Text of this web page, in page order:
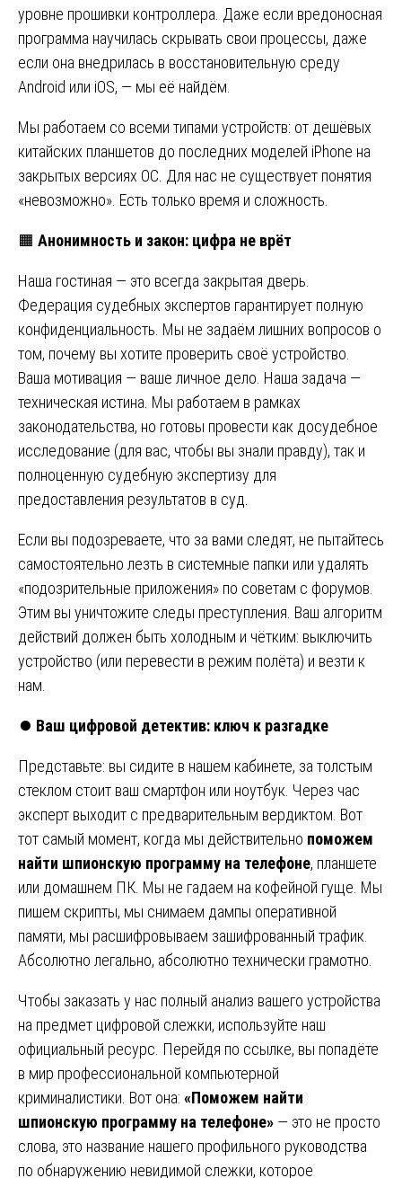
уровне прошивки контроллера. Даже если вредоносная
программа научилась скрывать свои процессы, даже
если она внедрилась в восстановительную среду
Android или iOS, — мы её найдём.
Мы работаем со всеми типами устройств: от дешёвых
китайских планшетов до последних моделей iPhone на
закрытых версиях ОС. Для нас не существует понятия
«невозможно». Есть только время и сложность.
🟧 Анонимность и закон: цифра не врёт
Наша гостиная — это всегда закрытая дверь.
Федерация судебных экспертов гарантирует полную
конфиденциальность. Мы не задаём лишних вопросов о
том, почему вы хотите проверить своё устройство.
Ваша мотивация — ваше личное дело. Наша задача —
техническая истина. Мы работаем в рамках
законодательства, но готовы провести как досудебное
исследование (для вас, чтобы вы знали правду), так и
полноценную судебную экспертизу для
предоставления результатов в суд.
Если вы подозреваете, что за вами следят, не пытайтесь
самостоятельно лезть в системные папки или удалять
«подозрительные приложения» по советам с форумов.
Этим вы уничтожите следы преступления. Ваш алгоритм
действий должен быть холодным и чётким: выключить
устройство (или перевести в режим полёта) и везти к
нам.
⏺️ Ваш цифровой детектив: ключ к разгадке
Представьте: вы сидите в нашем кабинете, за толстым
стеклом стоит ваш смартфон или ноутбук. Через час
эксперт выходит с предварительным вердиктом. Вот
тот самый момент, когда мы действительно поможем
найти шпионскую программу на телефоне, планшете
или домашнем ПК. Мы не гадаем на кофейной гуще. Мы
пишем скрипты, мы снимаем дампы оперативной
памяти, мы расшифровываем зашифрованный трафик.
Абсолютно легально, абсолютно технически грамотно.
Чтобы заказать у нас полный анализ вашего устройства
на предмет цифровой слежки, используйте наш
официальный ресурс. Перейдя по ссылке, вы попадёте
в мир профессиональной компьютерной
криминалистики. Вот она: «Поможем найти
шпионскую программу на телефоне» — это не просто
слова, это название нашего профильного руководства
по обнаружению невидимой слежки, которое